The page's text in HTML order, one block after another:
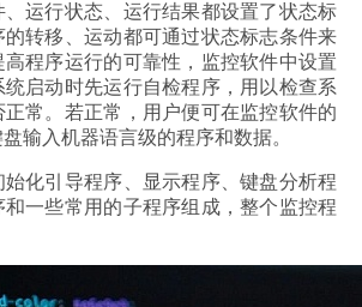
运行状态、运行结果都设置了状态标
转移、运动都可通过状态标志条件来
程序运行的可靠性，监控软件中设置
启动时先运行自检程序，用以检查系
常。若正常，用户便可在监控软件的
输入机器语言级的程序和数据。
化引导程序、显示程序、键盘分析程
和一些常用的子程序组成，整个监控程